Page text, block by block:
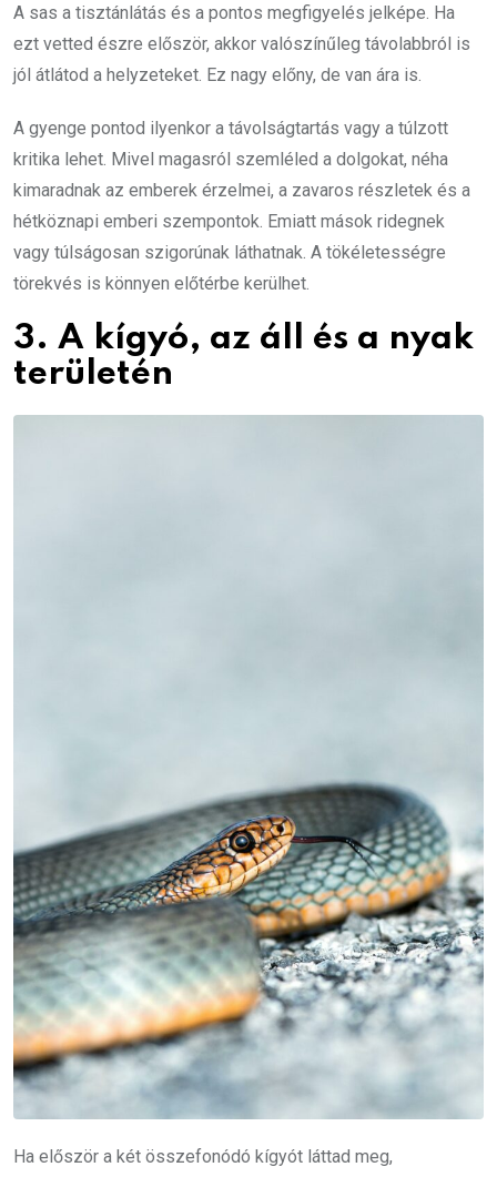
A sas a tisztánlátás és a pontos megfigyelés jelképe. Ha
ezt vetted észre először, akkor valószínűleg távolabbról is
jól átlátod a helyzeteket. Ez nagy előny, de van ára is.
A gyenge pontod ilyenkor a távolságtartás vagy a túlzott
kritika lehet. Mivel magasról szemléled a dolgokat, néha
kimaradnak az emberek érzelmei, a zavaros részletek és a
hétköznapi emberi szempontok. Emiatt mások ridegnek
vagy túlságosan szigorúnak láthatnak. A tökéletességre
törekvés is könnyen előtérbe kerülhet.
3. A kígyó, az áll és a nyak
területén
Ha először a két összefonódó kígyót láttad meg,